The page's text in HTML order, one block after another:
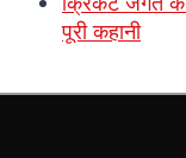
पूरी कहानी